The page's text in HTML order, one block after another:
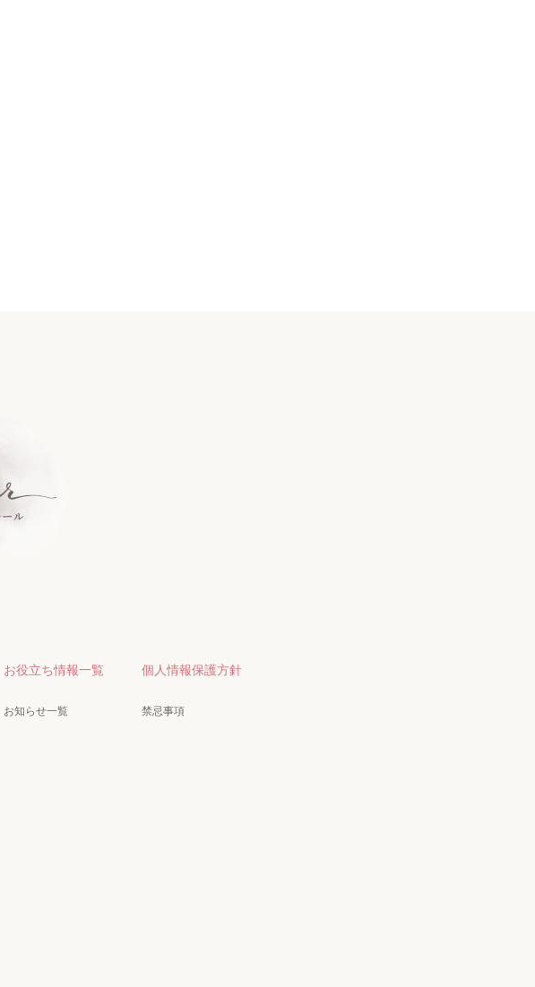
お役立ち情報一覧
お知らせ一覧
個人情報保護方針
禁忌事項